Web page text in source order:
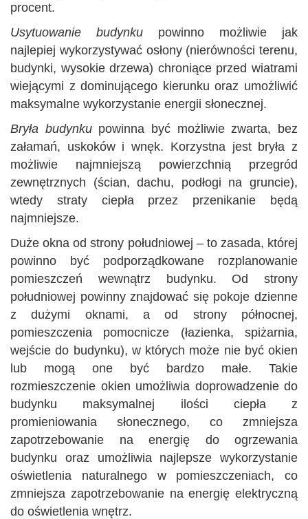
procent.
Usytuowanie budynku powinno możliwie jak
najlepiej wykorzystywać osłony (nierówności terenu,
budynki, wysokie drzewa) chroniące przed wiatrami
wiejącymi z dominującego kierunku oraz umożliwić
maksymalne wykorzystanie energii słonecznej.
Bryła budynkupowinna być możliwie zwarta, bez
załamań, uskoków i wnęk. Korzystna jest bryła z
możliwie najmniejszą powierzchnią przegród
zewnętrznych (ścian, dachu, podłogi na gruncie),
wtedy straty ciepła przez przenikanie będą
najmniejsze.
Duże okna od strony południowej – to zasada, której
powinno być podporządkowane rozplanowanie
pomieszczeń wewnątrz budynku. Od strony
południowej powinny znajdować się pokoje dzienne
z dużymi oknami, a od strony północnej,
pomieszczenia pomocnicze (łazienka, spiżarnia,
wejście do budynku), w których może nie być okien
lub mogą one być bardzo małe. Takie
rozmieszczenie okien umożliwia doprowadzenie do
budynku maksymalnej ilości ciepła z
promieniowania słonecznego, co zmniejsza
zapotrzebowanie na energię do ogrzewania
budynku oraz umożliwia najlepsze wykorzystanie
oświetlenia naturalnego w pomieszczeniach, co
zmniejsza zapotrzebowanie na energię elektryczną
do oświetlenia wnętrz.